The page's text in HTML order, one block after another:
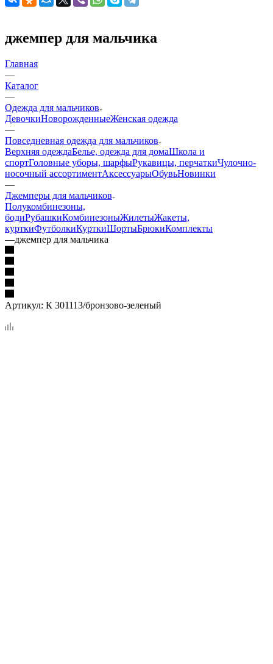
джемпер для мальчика
Главная
—
Каталог
—
Одежда для мальчиков
ДевочкиНоворожденныеЖенская одежда
—
Повседневная одежда для мальчиков
Верхняя одеждаБелье, одежда для домаШкола и
спортГоловные уборы, шарфыРукавицы, перчаткиЧулочно-
носочный ассортиментАксессуарыОбувьНовинки
—
Джемперы для мальчиков
Полукомбинезоны,
бодиРубашкиКомбинезоныЖилетыЖакеты,
курткиФутболкиКурткиШортыБрюкиКомплекты
—джемпер для мальчика
Артикул: К 301113/бронзово-зеленый